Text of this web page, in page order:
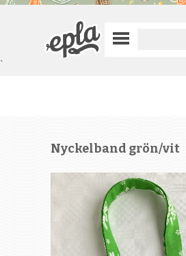
`
Nyckelband grön/vit